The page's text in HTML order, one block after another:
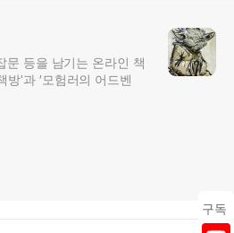
구독
문 등을 남기는 온라인 책
방'과 ′모험러의 어드벤